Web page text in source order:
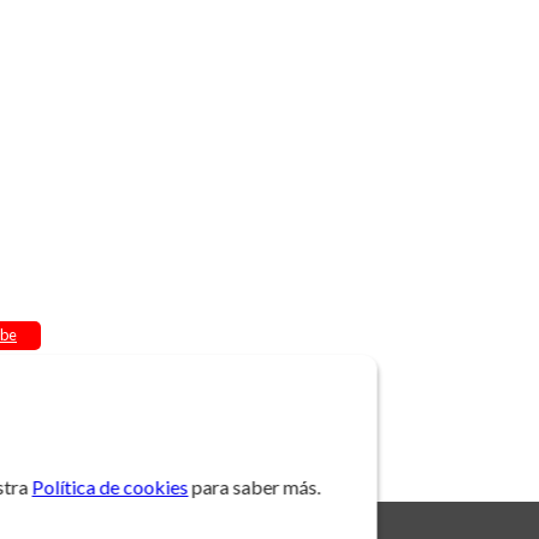
Política de cookiespara saber más.